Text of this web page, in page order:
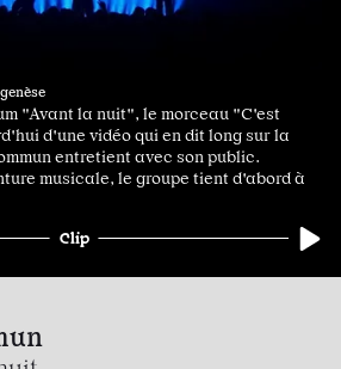
"Avant la nuit", le morceau "C'est
d'une vidéo qui en dit long sur la
entretient avec son public.
musicale, le groupe tient d'abord à
Clip